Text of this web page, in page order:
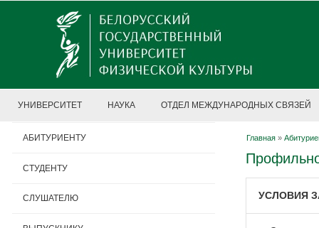
УНИВЕРСИТЕТ НАУКА ОТДЕЛ МЕЖДУНАРОДНЫХ СВЯЗЕЙ
Главная »
УСЛОВИЯ
АБИТУРИЕНТУ
СТУДЕНТУ
СЛУШАТЕЛЮ